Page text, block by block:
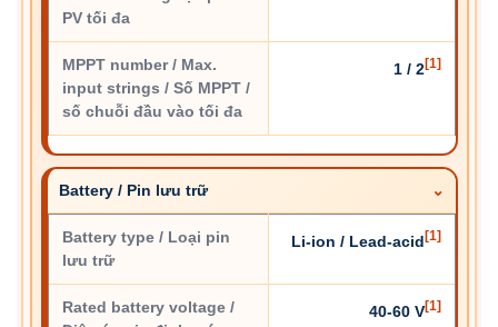
PV tối đa
MPPT number / Max.
input strings / Số MPPT /
số chuỗi đầu vào tối đa
1 / 2[1]
Battery / Pin lưu trữ
Battery type / Loại pin
lưu trữ
Li-ion / Lead-acid [1]
Rated battery voltage /
40-60 V[1]